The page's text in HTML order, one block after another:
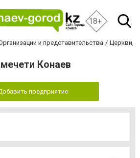
18+
и представительства
Церкви,
Конаев
предприятие